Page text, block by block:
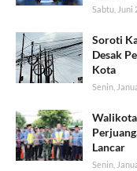
Sabtu, Juni
Soroti
Desak
Kota
Senin,
Walikota
Lancar
Senin,